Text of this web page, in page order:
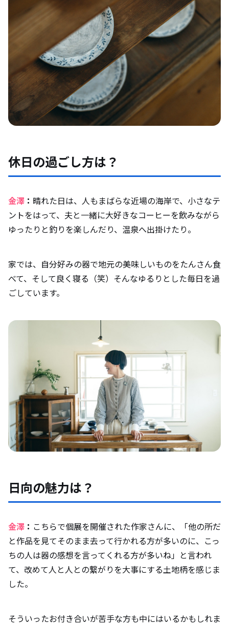
休日の過ごし方は？
金澤 ： 晴れた日は、人もまばらな近場の海岸で、小さなテ
ントをはって、夫と一緒に大好きなコーヒーを飲みながら
ゆったりと釣りを楽しんだり、温泉へ出掛けたり。
家では、自分好みの器で地元の美味しいものをたんさん食
べて、そして良く寝る（笑）そんなゆるりとした毎日を過
ごしています。
日向の魅力は？
金澤 ： こちらで個展を開催された作家さんに、「他の所だ
と作品を見てそのまま去って行かれる方が多いのに、こっ
ちの人は器の感想を言ってくれる方が多いね」と言われ
て、改めて人と人との繋がりを大事にする土地柄を感じま
した。
そういったお付き合いが苦手な方も中にはいるかもしれま